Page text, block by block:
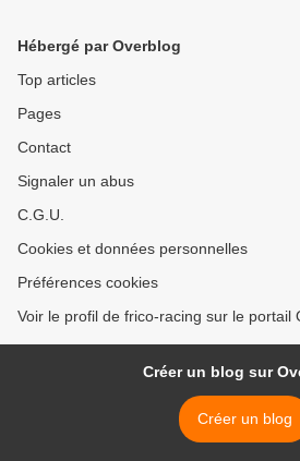
Hébergé par Overblog
Top articles
Pages
Contact
Signaler un abus
C.G.U.
Cookies et données personnelles
Préférences cookies
Voir le profil de frico-racing sur le portail
Créer un blog sur
Créer un blog